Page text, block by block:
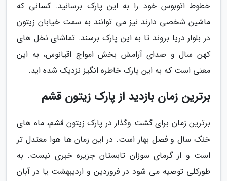
خطوط اتوبوس خود را به این پارک برسانید. کسانی که
ماشین شخصی دارند نیز می توانند به سمت خیابان زیتون
در بلوار دریا بروند تا به این پارک برسند. تماشای نخل های
کهن سال و صدای آرامش بخش امواج اقیانوس، به این
معنی است که به این پارک خاطره انگیز نزدیک شده اید.
برترین زمان بازدید از پارک زیتون قشم
برترین زمان برای گشت وگذار در پارک زیتون قشم، ماه های
خنک سال و فصل بهار است. در این زمان ها هوا معتدل تر
است و از گرمای سوزان تابستان جزیره خبری نیست. به
طورکلی توصیه می شود در فروردین و اردیبهشت یا در آبان